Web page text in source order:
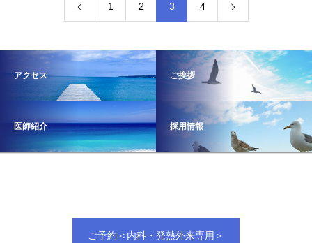
1 2 3 4
アクセス ご挨拶
医師紹介 採用情報
ご予約＜内科・発熱外来専用＞